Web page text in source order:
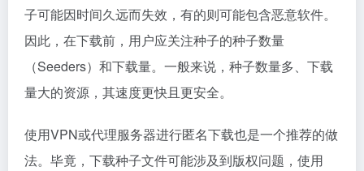
子可能因时间久远而失效，有的则可能包含恶意软件。
因此，在下载前，用户应关注种子的种子数量
（Seeders）和下载量。一般来说，种子数量多、下载
量大的资源，其速度更快且更安全。
使用VPN或代理服务器进行匿名下载也是一个推荐的做
法。毕竟，下载种子文件可能涉及到版权问题，使用